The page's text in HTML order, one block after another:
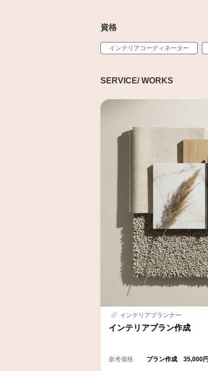
資格
インテリアコーディネーター
SERVICE/ WORKS
インテリアプランナー
インテリアプラン作成
参考価格 プラン作成 35,000